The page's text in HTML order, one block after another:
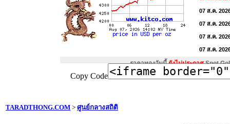
Copy Code
TARADTHONG.COM > ศูนย์กลางสถิติ